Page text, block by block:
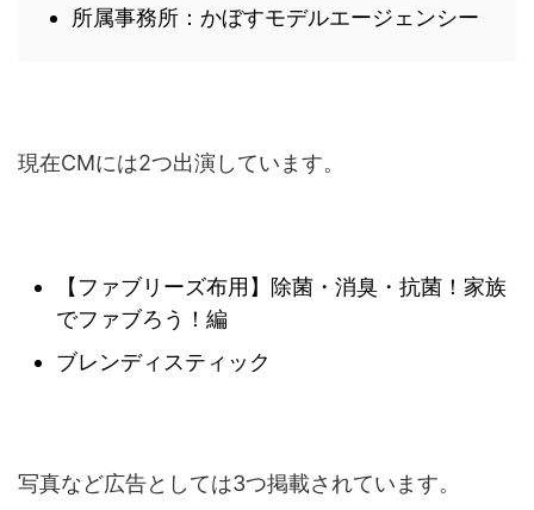
所属事務所：かぼすモデルエージェンシー
現在CMには2つ出演しています。
【ファブリーズ布用】除菌・消臭・抗菌！家族
でファブろう！編
ブレンディスティック
写真など広告としては3つ掲載されています。